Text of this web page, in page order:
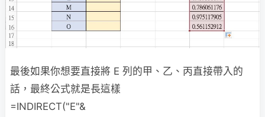
最後如果你想要直接將 E 列的甲、乙、丙直接帶入的
話，最終公式就是長這樣
=INDIRECT("E"&